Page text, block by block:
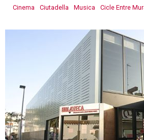
Cinema Ciutadella Musica Cicle Entre